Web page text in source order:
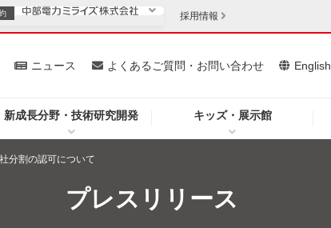
新成長分野・技術研究開発 キッズ・展示館
ニュース よくあるご質問・お問い合わせ English
安定供給
企業情報
法人のお客さま
採用情報
分割の認可について
プレスリリース